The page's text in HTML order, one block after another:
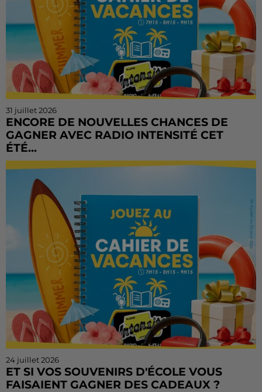
31 juillet 2026
ENCORE DE NOUVELLES CHANCES DE
GAGNER AVEC RADIO INTENSITÉ CET
ÉTÉ...
Vous n'avez pas encore tenté votre chance ? Ou vous
Vacances continue sur Radio Intensité ! Chaque
matin, de...
24 juillet 2026
ET SI VOS SOUVENIRS D'ÉCOLE VOUS
FAISAIENT GAGNER DES CADEAUX ?